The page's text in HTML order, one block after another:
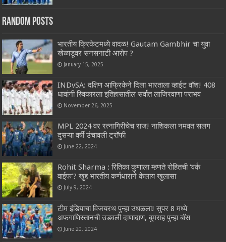
Random Posts
भारतीय क्रिकेटमध्ये वादळ! Gautam Gambhir चा युवा
खेळाडूवर सनसनाटी आरोप ?
January 15, 2025
INDvSA: दक्षिण आफ्रिकेने दिला भारताला व्हाईट वॉश! 408
धावांनी स्विकारला इतिहासातील सर्वात लाजिरवाणा पराभव
November 26, 2025
MPL 2024 वर रत्नागिरीचेच राज! नाशिकला नमवत सलग
दुसऱ्या वर्षी उंचावली ट्रॉफी
June 22, 2024
Rohit Sharma : रितिका कुणाला म्हणते रोहितची ‘वर्क
वाईफ’? खुद्द भारतीय कर्णधाराने केलाय खुलासा
July 9, 2024
टीम इंडियाचा विजयरथ पुन्हा उधळला! सुपर 8 मध्ये
अफगाणिस्तानची उडवली दाणादाण, बुमराह पुन्हा बॉस
June 20, 2024